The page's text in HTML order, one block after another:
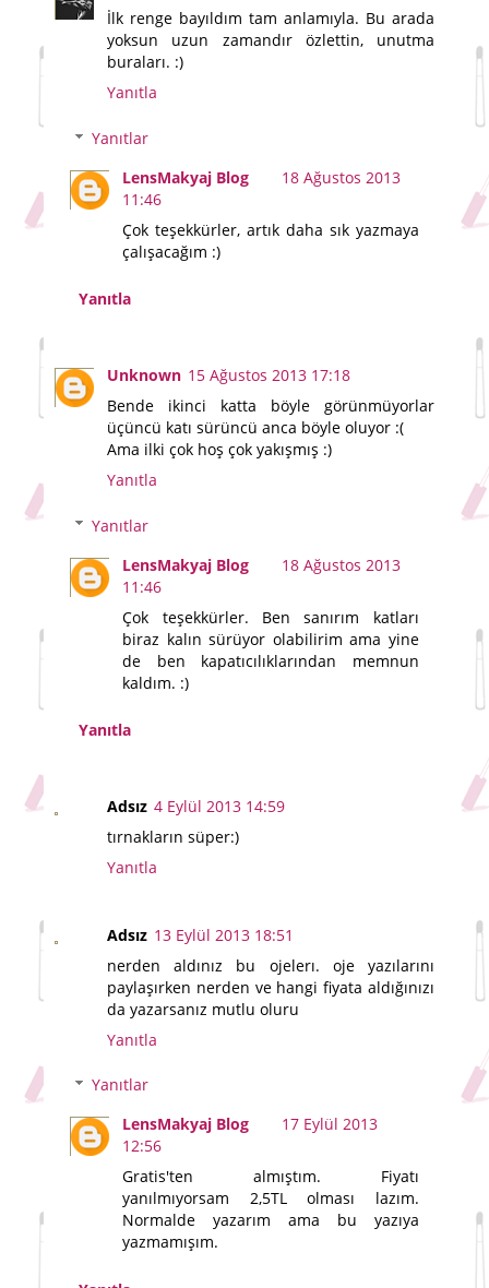
İlk renge bayıldım tam anlamıyla. Bu arada
yoksun uzun zamandır özlettin, unutma
buraları. :)
Yanıtla
Yanıtlar
LensMakyaj Blog
18 Ağustos 2013
11:46
Çok teşekkürler, artık daha sık yazmaya
çalışacağım :)
Yanıtla
Unknown 15 Ağustos 2013 17:18
Bende ikinci katta böyle görünmüyorlar
üçüncü katı sürüncü anca böyle oluyor :(
Ama ilki çok hoş çok yakışmış :)
Yanıtla
Yanıtlar
LensMakyaj Blog
18 Ağustos 2013
11:46
Çok teşekkürler. Ben sanırım katları
biraz kalın sürüyor olabilirim ama yine
de ben kapatıcılıklarından memnun
kaldım. :)
Yanıtla
Adsız 4 Eylül 2013 14:59
tırnakların süper:)
Yanıtla
Adsız 13 Eylül 2013 18:51
nerden aldınız bu ojelerı. oje yazılarını
paylaşırken nerden ve hangi fiyata aldığınızı
da yazarsanız mutlu oluru
Yanıtla
Yanıtlar
LensMakyaj Blog
17 Eylül 2013
12:56
Gratis'ten almıştım. Fiyatı
yanılmıyorsam 2,5TL olması lazım.
Normalde yazarım ama bu yazıya
yazmamışım.